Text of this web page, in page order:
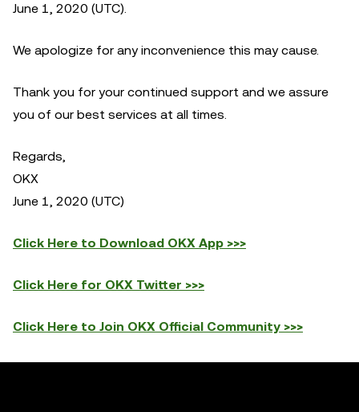
June 1, 2020 (UTC).
We apologize for any inconvenience this may cause.
Thank you for your continued support and we assure
you of our best services at all times.
Regards,
OKX
June 1, 2020 (UTC)
Click Here to Download OKX App >>>
Click Here for OKX Twitter >>>
Click Here to Join OKX Official Community >>>